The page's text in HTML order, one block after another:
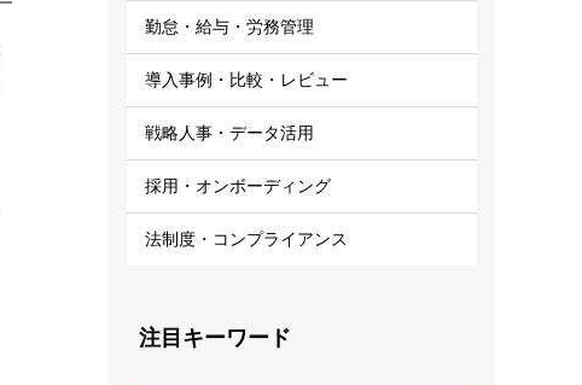
勤怠・給与・労務管理
導入事例・比較・レビュー
戦略人事・データ活用
採用・オンボーディング
法制度・コンプライアンス
注目キーワード